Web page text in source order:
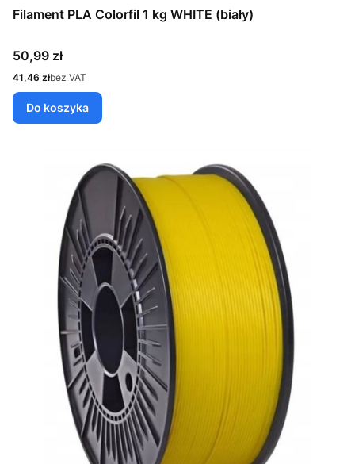
Filament PLA Colorfil 1 kg WHITE (biały)
Cena
50,99 zł
Cena
41,46 złbez VAT
Do koszyka